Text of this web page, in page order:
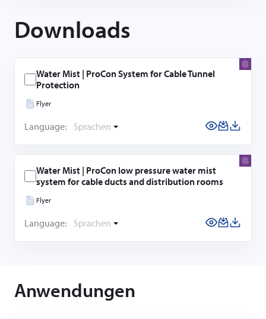
Downloads
Water Mist | ProCon System for Cable Tunnel
Protection
Flyer
Language: Sprachen
Water Mist | ProCon low pressure water mist
system for cable ducts and distribution rooms
Flyer
Language: Sprachen
Anwendungen